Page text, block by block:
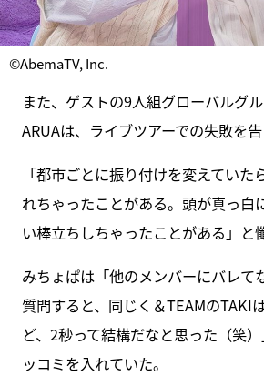
©AbemaTV, Inc.
また、ゲストの9人組グローバルグ
ARUAは、ライブツアーでの失敗を告
「都市ごとに振り付けを変えてい
れちゃったことがある。頭が真っ白
い棒立ちしちゃったことがある」と
みちょぱは「他のメンバーにバレて
質問すると、同じく＆TEAMのTAKI
ど、2秒って結構だなと思った（笑
ッコミを入れていた。